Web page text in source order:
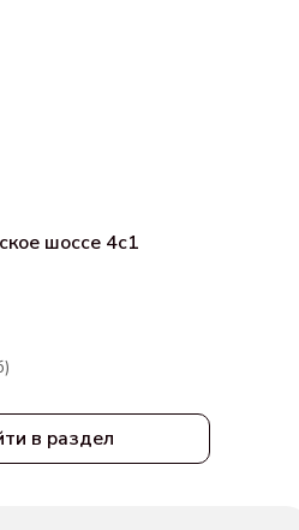
в раздел
шоссе 4с1